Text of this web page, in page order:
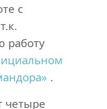
с
работу
.